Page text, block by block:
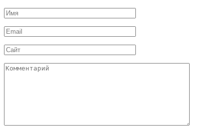
Имя
*
Email
*
Сайт
Комментарий